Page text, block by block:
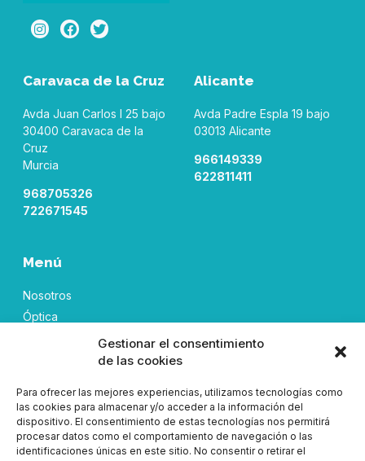
Gestionar el consentimiento
de las cookies
Para ofrecer las mejores experiencias, utilizamos tecnologías como
las cookies para almacenar y/o acceder a la información del
dispositivo. El consentimiento de estas tecnologías nos permitirá
procesar datos como el comportamiento de navegación o las
identificaciones únicas en este sitio. No consentir o retirar el
Caravaca de la Cruz
Avda Juan Carlos I 25 bajo
30400 Caravaca de la
Cruz
Murcia
968705326
722671545
Alicante
Avda Padre Espla 19 bajo
03013 Alicante
966149339
622811411
Menú
Nosotros
Óptica
Aviso Legal
Política de envíos